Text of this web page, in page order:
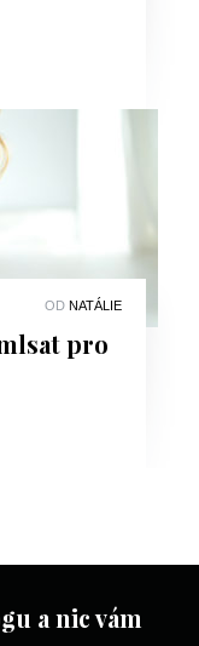
OD NATÁLIE
pro
a nic vám